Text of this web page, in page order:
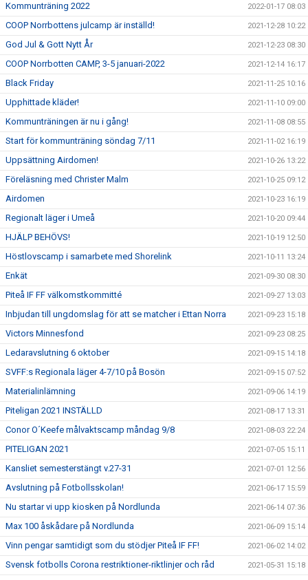
Kommunträning 2022 2022-01-17 08:03
COOP Norrbottens julcamp är inställd! 2021-12-28 10:22
God Jul & Gott Nytt År 2021-12-23 08:30
COOP Norrbotten CAMP, 3-5 januari-2022 2021-12-14 16:17
Black Friday 2021-11-25 10:16
Upphittade kläder! 2021-11-10 09:00
Kommunträningen är nu i gång! 2021-11-08 08:55
Start för kommunträning söndag 7/11 2021-11-02 16:19
Uppsättning Airdomen! 2021-10-26 13:22
Föreläsning med Christer Malm 2021-10-25 09:12
Airdomen 2021-10-23 16:19
Regionalt läger i Umeå 2021-10-20 09:44
HJÄLP BEHÖVS! 2021-10-19 12:50
Höstlovscamp i samarbete med Shorelink 2021-10-11 13:24
Enkät 2021-09-30 08:30
Piteå IF FF välkomstkommitté 2021-09-27 13:03
Inbjudan till ungdomslag för att se matcher i Ettan Norra 2021-09-23 15:18
Victors Minnesfond 2021-09-23 08:25
Ledaravslutning 6 oktober 2021-09-15 14:18
SVFF:s Regionala läger 4-7/10 på Bosön 2021-09-15 07:52
Materialinlämning 2021-09-06 14:19
Piteligan 2021 INSTÄLLD 2021-08-17 13:31
Conor O´Keefe målvaktscamp måndag 9/8 2021-08-03 22:24
PITELIGAN 2021 2021-07-05 15:11
Kansliet semesterstängt v.27-31 2021-07-01 12:56
Avslutning på Fotbollsskolan! 2021-06-17 15:59
Nu startar vi upp kiosken på Nordlunda 2021-06-14 07:36
Max 100 åskådare på Nordlunda 2021-06-09 15:14
Vinn pengar samtidigt som du stödjer Piteå IF FF! 2021-06-02 14:02
Svensk fotbolls Corona restriktioner-riktlinjer och råd 2021-05-31 15:18